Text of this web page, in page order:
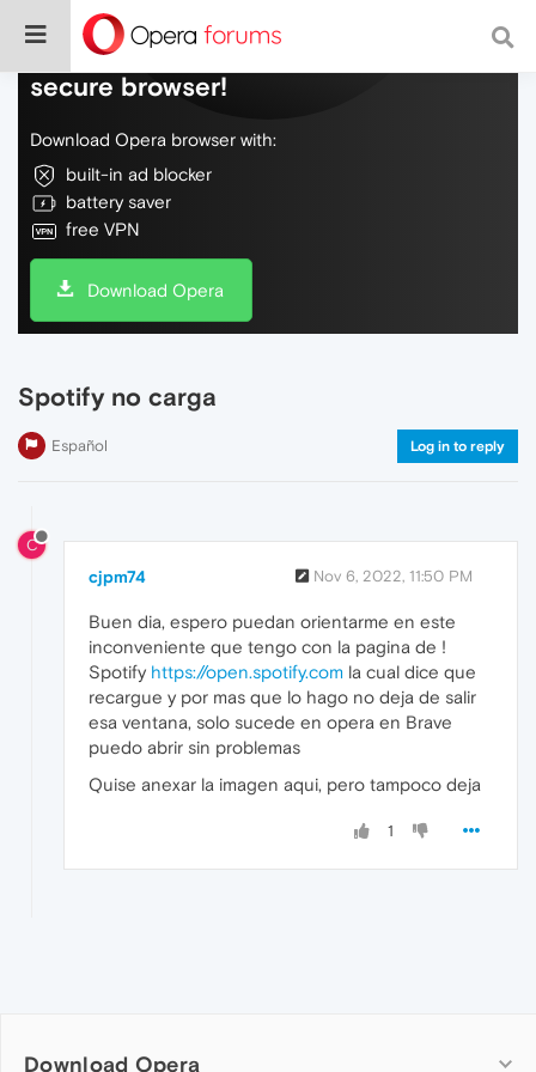
Do more on the web, with a fast and
secure browser!
Download Opera browser with:
built-in ad blocker
battery saver
free VPN
Download Opera
Spotify no carga
Español Log in to reply
C
cjpm74 Nov 6, 2022, 11:50 PM
Buen dia, espero puedan orientarme en este
inconveniente que tengo con la pagina de !
Spotify https://open.spotify.com la cual dice que
recargue y por mas que lo hago no deja de salir
esa ventana, solo sucede en opera en Brave
puedo abrir sin problemas
Quise anexar la imagen aqui, pero tampoco deja
1
Download Opera